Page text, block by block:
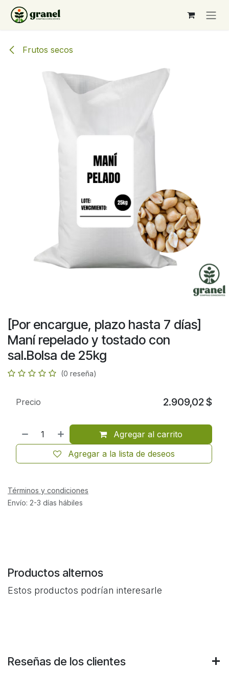
Ir al contenido
Frutos secos
[Por encargue, plazo hasta 7 días]
Maní repelado y tostado con
sal.Bolsa de 25kg
(0 reseña)
Agregar al carrito
Agregar a la lista de deseos
Precio 2.909,02$
Términos y condiciones
Envío: 2-3 días hábiles
Productos alternos
Estos productos podrían interesarle
Reseñas de los clientes